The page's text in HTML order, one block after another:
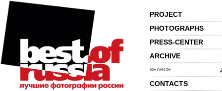
PROJECT
PHOTOGRAPHS
PRESS-CENTER
ARCHIVE
SEARCH
CONTACTS